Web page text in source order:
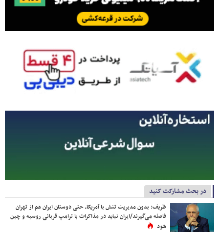
در بحث مشارکت کنید
ظریف: بدون مدیریت تنش با آمریکا، حتی دوستان ایران هم از تهران
فاصله می‌گیرند/ایران نباید در مذاکرات با ترامپ قربانی روسیه و چین
شود